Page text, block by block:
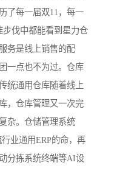
了每一届双11，每一
步伐中都能看到星力仓
务是线上销售的配
一点也不为过。仓库
统通用仓库随着线上
，仓库管理又一次完
杂。仓储管理系统
业通用ERP的命，再
分拣系统终端等AI设